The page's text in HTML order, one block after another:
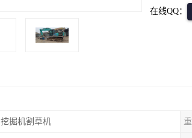
在线QQ：
挖掘机割草机